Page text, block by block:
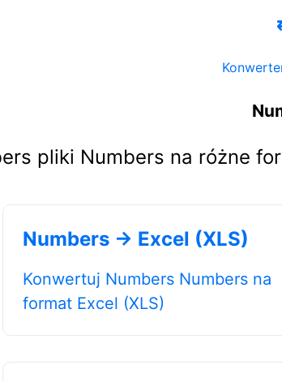
pliki Numbers na różne
Numbers → Excel (XLS)
Konwertuj Numbers Numbers na
format Excel (XLS)